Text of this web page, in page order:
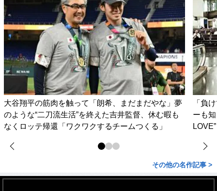
大谷翔平の筋肉を触って「朗希、まだまだやな」夢
のような“二刀流生活”を終えた吉井監督、休む暇も
なくロッテ帰還「ワクワクするチームつくる」
「負
ーも
その他の名作記事 >